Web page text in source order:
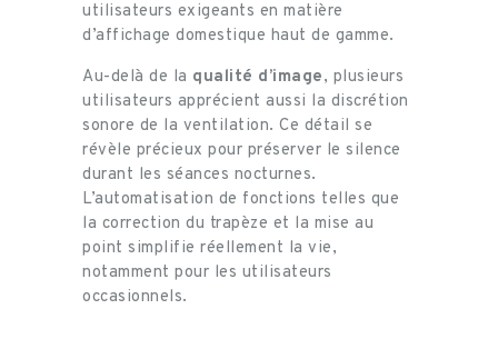
utilisateurs exigeants en matière
d’affichage domestique haut de gamme.
Au-delà de la qualité d’image, plusieurs
utilisateurs apprécient aussi la discrétion
sonore de la ventilation. Ce détail se
révèle précieux pour préserver le silence
durant les séances nocturnes.
L’automatisation de fonctions telles que
la correction du trapèze et la mise au
point simplifie réellement la vie,
notamment pour les utilisateurs
occasionnels.